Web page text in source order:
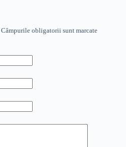
Câmpurile obligatorii sunt marcate